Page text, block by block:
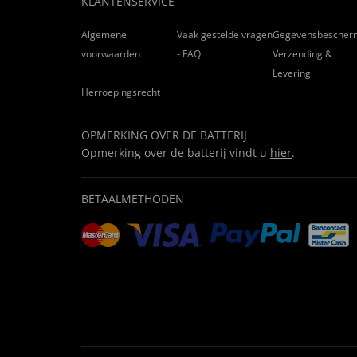
Algemene
voorwaarden
Vaak gestelde vragen
- FAQ
Verzending &
Levering
Herroepingsrecht
OPMERKING OVER DE BATTERIJ
Opmerking over de batterij vindt u hier.
BETAALMETHODEN